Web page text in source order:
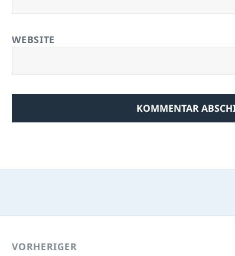
WEBSITE
VORHERIGER